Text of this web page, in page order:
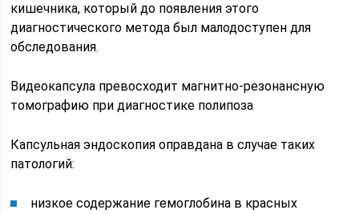
кишечника, который до появления этого
диагностического метода был малодоступен для
обследования.
Видеокапсула превосходит магнитно-резонансную
томографию при диагностике полипоза
Капсульная эндоскопия оправдана в случае таких
патологий:
низкое содержание гемоглобина в красных